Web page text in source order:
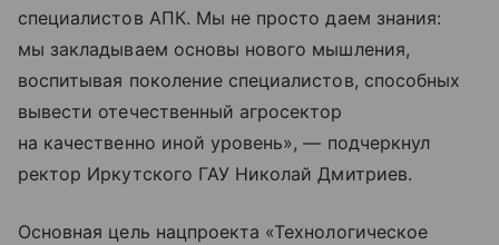
специалистов АПК. Мы не просто даем знания:
мы закладываем основы нового мышления,
воспитывая поколение специалистов, способных
вывести отечественный агросектор
на качественно иной уровень», — подчеркнул
ректор Иркутского ГАУ Николай Дмитриев.
Основная цель нацпроекта «Технологическое